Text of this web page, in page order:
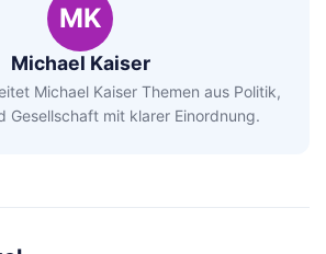
MK
Michael Kaiser
Michael Kaiser Themen aus Politik,
Gesellschaft mit klarer Einordnung.